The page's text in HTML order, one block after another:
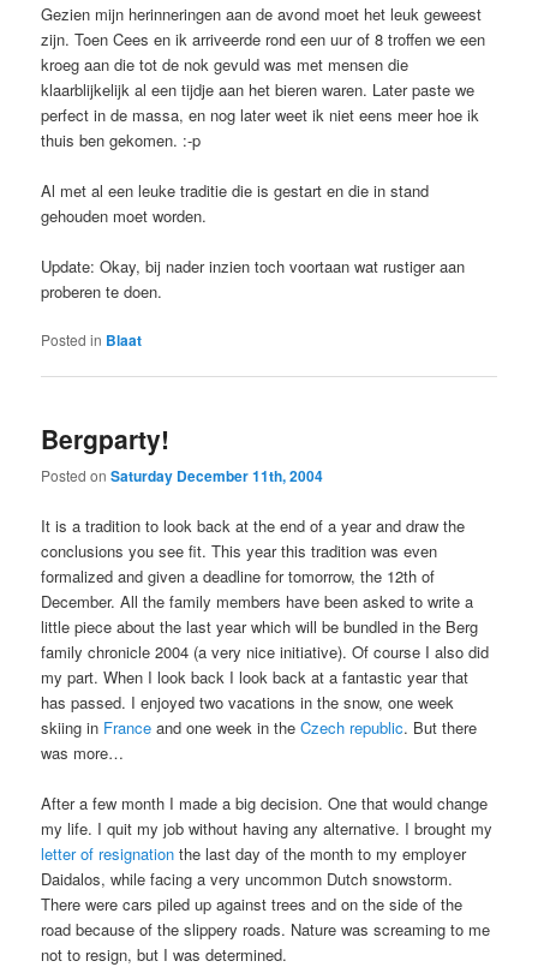
Gezien mijn herinneringen aan de avond moet het leuk geweest
zijn. Toen Cees en ik arriveerde rond een uur of 8 troffen we een
kroeg aan die tot de nok gevuld was met mensen die
klaarblijkelijk al een tijdje aan het bieren waren. Later paste we
perfect in de massa, en nog later weet ik niet eens meer hoe ik
thuis ben gekomen. :-p
Al met al een leuke traditie die is gestart en die in stand
gehouden moet worden.
Update: Okay, bij nader inzien toch voortaan wat rustiger aan
proberen te doen.
Posted in Blaat
Bergparty!
Posted onSaturday December 11th, 2004
It is a tradition to look back at the end of a year and draw the
conclusions you see fit. This year this tradition was even
formalized and given a deadline for tomorrow, the 12th of
December. All the family members have been asked to write a
little piece about the last year which will be bundled in the Berg
family chronicle 2004 (a very nice initiative). Of course I also did
my part. When I look back I look back at a fantastic year that
has passed. I enjoyed two vacations in the snow, one week
skiing in France and one week in theCzech republic. But there
was more…
After a few month I made a big decision. One that would change
my life. I quit my job without having any alternative. I brought my
letter of resignation the last day of the month to my employer
Daidalos, while facing a very uncommon Dutch snowstorm.
There were cars piled up against trees and on the side of the
road because of the slippery roads. Nature was screaming to me
not to resign, but I was determined.